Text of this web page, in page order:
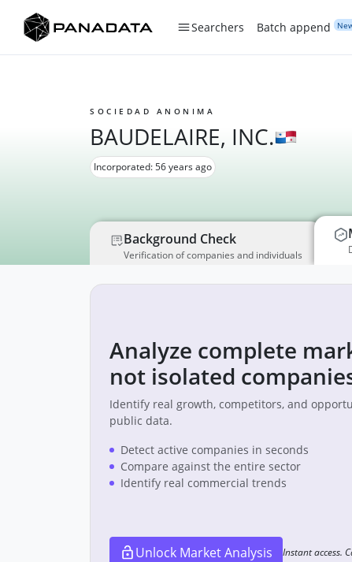
Searchers Batch append
SOCIEDAD ANONIMA
BAUDELAIRE, INC.
Incorporated: 56 years ago
Background Check
Verification of companies and individuals
Analyze complete
not isolated
Identify real growth, competitors, and
public data.
Detect active companies in seconds
Compare against the entire sector
Identify real commercial trends
Unlock Market Analysis Instant access.